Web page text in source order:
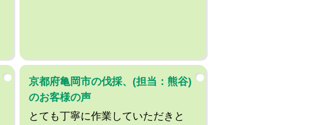
京都府亀岡市の伐採、(担当：熊谷)
のお客様の声
とても丁寧に作業していただきと